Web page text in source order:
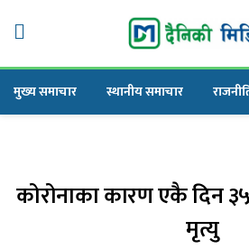
मुख्य समाचार स्थानीय समाचार
कोरोनाका कारण एकै दिन
मृत्यु
मिडिया